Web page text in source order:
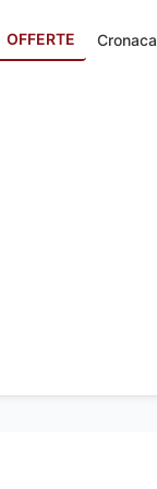
OFFERTE Cronaca